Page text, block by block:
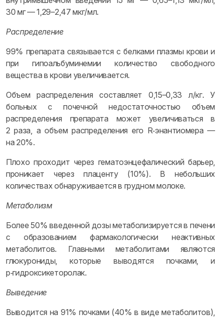
30 мг — 1,29–2,47 мкг/мл.
Распределение
99% препарата связывается с белками плазмы крови и
при гипоальбуминемии количество свободного
вещества в крови увеличивается.
Объем распределения составляет 0,15–0,33 л/кг. У
больных с почечной недостаточностью объем
распределения препарата может увеличиваться в
2 раза, а объем распределения его R‑энантиомера —
на 20%.
Плохо проходит через гематоэнцефалический барьер,
проникает через плаценту (10%). В небольших
количествах обнаруживается в грудном молоке.
Метаболизм
Более 50% введенной дозы метаболизируется в печени
с образованием фармакологически неактивных
метаболитов. Главными метаболитами являются
глюкурониды, которые выводятся почками, и
p‑гидроксикеторолак.
Выведение
Выводится на 91% почками (40% в виде метаболитов),